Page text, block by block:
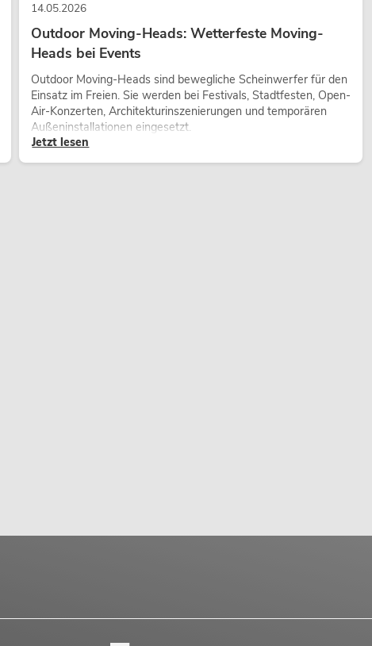
14.05.2026
Outdoor Moving-Heads: Wetterfeste Moving-
Heads bei Events
Outdoor Moving-Heads sind bewegliche Scheinwerfer für den
Einsatz im Freien. Sie werden bei Festivals, Stadtfesten, Open-
Air-Konzerten, Architekturinszenierungen und temporären
Außeninstallationen eingesetzt.
Jetzt lesen